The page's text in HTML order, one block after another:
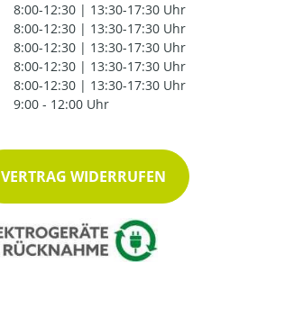
8:00-12:30 | 13:30-17:30 Uhr
8:00-12:30 | 13:30-17:30 Uhr
8:00-12:30 | 13:30-17:30 Uhr
8:00-12:30 | 13:30-17:30 Uhr
8:00-12:30 | 13:30-17:30 Uhr
9:00 - 12:00 Uhr
VERTRAG WIDERRUFEN